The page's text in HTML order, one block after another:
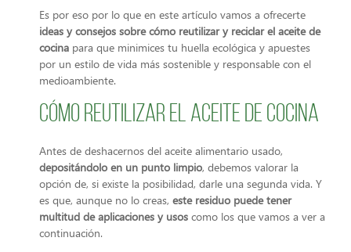
Es por eso por lo que en este artículo vamos a ofrecerte
ideas y consejos sobre cómo reutilizar y reciclar el aceite de
cocina para que minimices tu huella ecológica y apuestes
por un estilo de vida más sostenible y responsable con el
medioambiente.
Cómo reutilizar el aceite de cocina
Antes de deshacernos del aceite alimentario usado,
depositándolo en un punto limpio, debemos valorar la
opción de, si existe la posibilidad, darle una segunda vida. Y
es que, aunque no lo creas, este residuo puede tener
multitud de aplicaciones y usos como los que vamos a ver a
continuación.